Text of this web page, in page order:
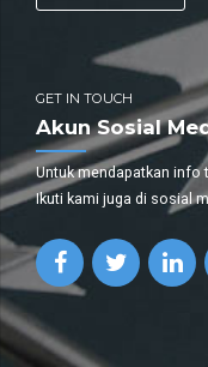
GET IN TOUCH
Akun Sosial
Untuk mendapatkan info
Ikuti kami juga di sosial